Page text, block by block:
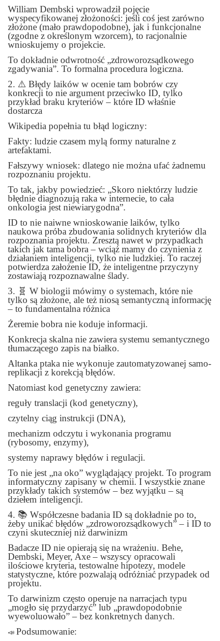
William Dembski wprowadził pojęcie
wyspecyfikowanej złożoności: jeśli coś jest zarówno
złożone (mało prawdopodobne), jak i funkcjonalne
(zgodne z określonym wzorcem), to racjonalnie
wnioskujemy o projekcie.
To dokładnie odwrotność „zdroworozsądkowego
zgadywania”. To formalna procedura logiczna.
2. ⚠️ Błędy laików w ocenie tam bobrów czy
konkrecji to nie argument przeciwko ID, tylko
przykład braku kryteriów – które ID właśnie
dostarcza
Wikipedia popełnia tu błąd logiczny:
Fakty: ludzie czasem mylą formy naturalne z
artefaktami.
Fałszywy wniosek: dlatego nie można ufać żadnemu
rozpoznaniu projektu.
To tak, jakby powiedzieć: „Skoro niektórzy ludzie
błędnie diagnozują raka w internecie, to cała
onkologia jest niewiarygodna”.
ID to nie naiwne wnioskowanie laików, tylko
naukowa próba zbudowania solidnych kryteriów dla
rozpoznania projektu. Zresztą nawet w przypadkach
takich jak tama bobra – wciąż mamy do czynienia z
działaniem inteligencji, tylko nie ludzkiej. To raczej
potwierdza założenie ID, że inteligentne przyczyny
zostawiają rozpoznawalne ślady.
3. 🧬 W biologii mówimy o systemach, które nie
tylko są złożone, ale też niosą semantyczną informację
– to fundamentalna różnica
Żeremie bobra nie koduje informacji.
Konkrecja skalna nie zawiera systemu semantycznego
tłumaczącego zapis na białko.
Altanka ptaka nie wykonuje zautomatyzowanej samo-
replikacji z korekcją błędów.
Natomiast kod genetyczny zawiera:
reguły translacji (kod genetyczny),
czytelny ciąg instrukcji (DNA),
mechanizm odczytu i wykonania programu
(rybosomy, enzymy),
systemy naprawy błędów i regulacji.
To nie jest „na oko” wyglądający projekt. To program
informatyczny zapisany w chemii. I wszystkie znane
przykłady takich systemów – bez wyjątku – są
dziełem inteligencji.
4. 📚 Współczesne badania ID są dokładnie po to,
żeby unikać błędów „zdroworozsądkowych” – i ID to
czyni skuteczniej niż darwinizm
Badacze ID nie opierają się na wrażeniu. Behe,
Dembski, Meyer, Axe – wszyscy opracowali
ilościowe kryteria, testowalne hipotezy, modele
statystyczne, które pozwalają odróżniać przypadek od
projektu.
To darwinizm często operuje na narracjach typu
„mogło się przydarzyć” lub „prawdopodobnie
wyewoluowało” – bez konkretnych danych.
📣Podsumowanie: